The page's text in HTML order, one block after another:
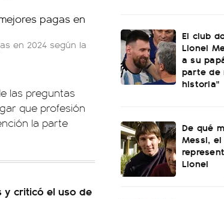
en 2024 según la
las preguntas
que profesión
la parte
y criticó el uso de
El club
Lionel
a su
parte de
historia"
De qué
Messi,
Lionel